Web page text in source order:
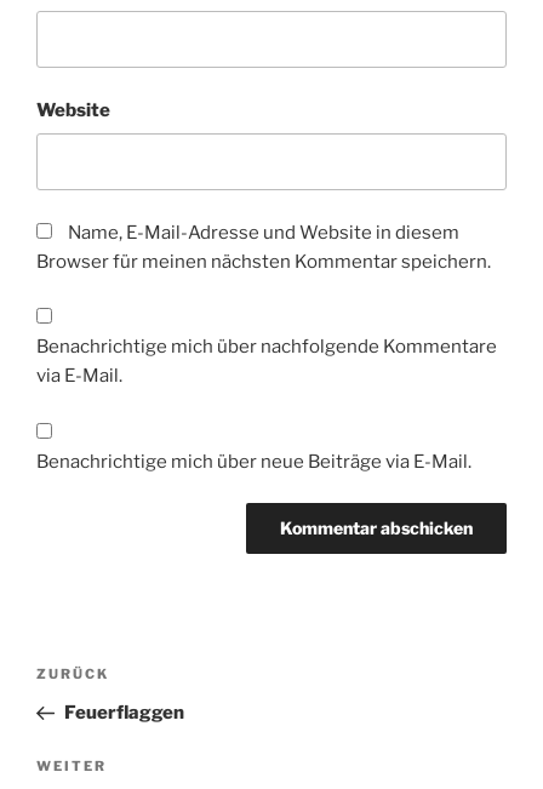
Website
Name, E-Mail-Adresse und Website in diesem
Browser für meinen nächsten Kommentar speichern.
Benachrichtige mich über nachfolgende Kommentare
via E-Mail.
Benachrichtige mich über neue Beiträge via E-Mail.
Beitragsnavigation
Vorheriger
Beitrag
ZURÜCK
Feuerflaggen
Nächster
WEITER